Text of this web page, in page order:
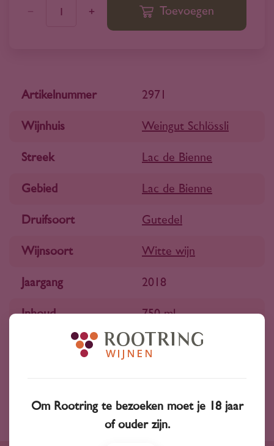
Toevoegen
Artikelnummer 2971
Wijnhuis Weingut Schlössli
Streek Lac de Bienne
Gebied Lac de Bienne
Druifsoort Gutedel
Wijnsoort Witte wijn
Jaargang 2018
Inhoud 750 ml
11.50 %
Om Rootring te bezoeken moet je 18 jaar
of ouder zijn.